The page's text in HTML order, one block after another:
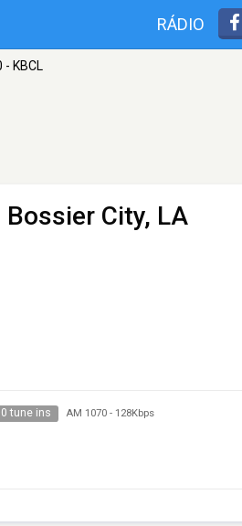
RÁDIO
- KBCL
City, LA
tune ins AM 1070- 128Kbps